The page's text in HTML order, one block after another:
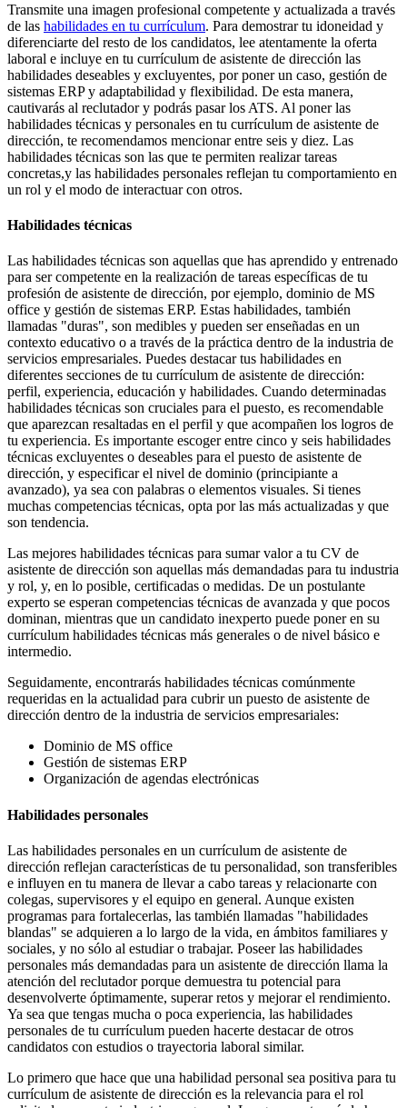
Transmite una imagen profesional competente y actualizada a través
de las habilidades en tu currículum. Para demostrar tu idoneidad y
diferenciarte del resto de los candidatos, lee atentamente la oferta
laboral e incluye en tu currículum de asistente de dirección las
habilidades deseables y excluyentes, por poner un caso, gestión de
sistemas ERP y adaptabilidad y flexibilidad. De esta manera,
cautivarás al reclutador y podrás pasar los ATS. Al poner las
habilidades técnicas y personales en tu currículum de asistente de
dirección, te recomendamos mencionar entre seis y diez. Las
habilidades técnicas son las que te permiten realizar tareas
concretas,y las habilidades personales reflejan tu comportamiento en
un rol y el modo de interactuar con otros.
Habilidades técnicas
Las habilidades técnicas son aquellas que has aprendido y entrenado
para ser competente en la realización de tareas específicas de tu
profesión de asistente de dirección, por ejemplo, dominio de MS
office y gestión de sistemas ERP. Estas habilidades, también
llamadas "duras", son medibles y pueden ser enseñadas en un
contexto educativo o a través de la práctica dentro de la industria de
servicios empresariales. Puedes destacar tus habilidades en
diferentes secciones de tu currículum de asistente de dirección:
perfil, experiencia, educación y habilidades. Cuando determinadas
habilidades técnicas son cruciales para el puesto, es recomendable
que aparezcan resaltadas en el perfil y que acompañen los logros de
tu experiencia. Es importante escoger entre cinco y seis habilidades
técnicas excluyentes o deseables para el puesto de asistente de
dirección, y especificar el nivel de dominio (principiante a
avanzado), ya sea con palabras o elementos visuales. Si tienes
muchas competencias técnicas, opta por las más actualizadas y que
son tendencia.
Las mejores habilidades técnicas para sumar valor a tu CV de
asistente de dirección son aquellas más demandadas para tu industria
y rol, y, en lo posible, certificadas o medidas. De un postulante
experto se esperan competencias técnicas de avanzada y que pocos
dominan, mientras que un candidato inexperto puede poner en su
currículum habilidades técnicas más generales o de nivel básico e
intermedio.
Seguidamente, encontrarás habilidades técnicas comúnmente
requeridas en la actualidad para cubrir un puesto de asistente de
dirección dentro de la industria de servicios empresariales:
Dominio de MS office
Gestión de sistemas ERP
Organización de agendas electrónicas
Habilidades personales
Las habilidades personales en un currículum de asistente de
dirección reflejan características de tu personalidad, son transferibles
e influyen en tu manera de llevar a cabo tareas y relacionarte con
colegas, supervisores y el equipo en general. Aunque existen
programas para fortalecerlas, las también llamadas "habilidades
blandas" se adquieren a lo largo de la vida, en ámbitos familiares y
sociales, y no sólo al estudiar o trabajar. Poseer las habilidades
personales más demandadas para un asistente de dirección llama la
atención del reclutador porque demuestra tu potencial para
desenvolverte óptimamente, superar retos y mejorar el rendimiento.
Ya sea que tengas mucha o poca experiencia, las habilidades
personales de tu currículum pueden hacerte destacar de otros
candidatos con estudios o trayectoria laboral similar.
Lo primero que hace que una habilidad personal sea positiva para tu
currículum de asistente de dirección es la relevancia para el rol